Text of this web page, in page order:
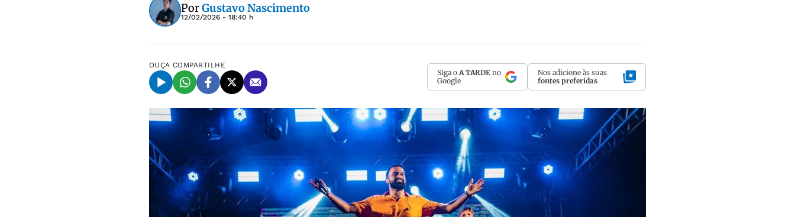
PorGustavo Nascimento
12/02/2026 - 18:40 h
OUÇA COMPARTILHE
Siga o A TARDE no
Google
Nos adicione às suas
fontes preferidas